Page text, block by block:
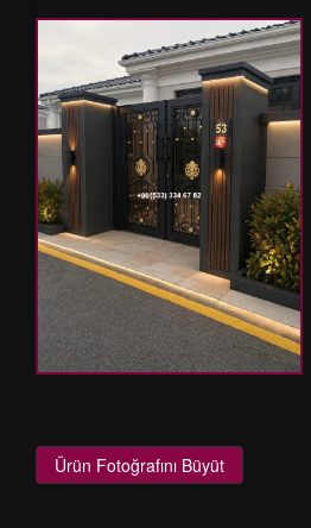
Ürün Fotoğrafını Büyüt